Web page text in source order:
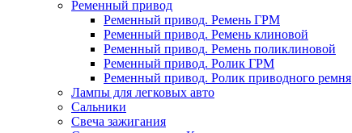
Ременный привод
Ременный привод. Ремень ГРМ
Ременный привод. Ремень клиновой
Ременный привод. Ремень поликлиновой
Ременный привод. Ролик ГРМ
Ременный привод. Ролик приводного ремня
Лампы для легковых авто
Сальники
Свеча зажигания